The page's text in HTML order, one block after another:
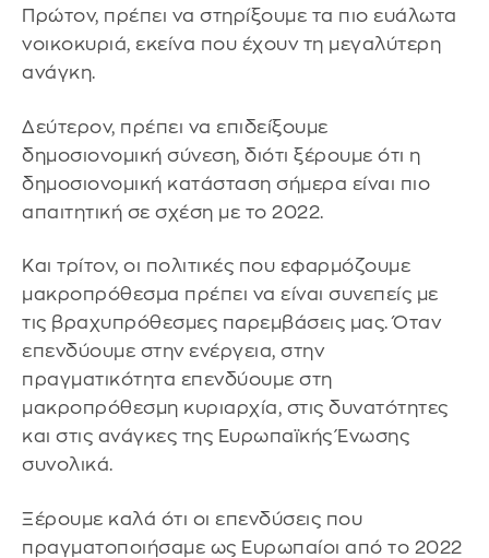
Πρώτον, πρέπει να στηρίξουμε τα πιο ευάλωτα
νοικοκυριά, εκείνα που έχουν τη μεγαλύτερη
ανάγκη.
Δεύτερον, πρέπει να επιδείξουμε
δημοσιονομική σύνεση, διότι ξέρουμε ότι η
δημοσιονομική κατάσταση σήμερα είναι πιο
απαιτητική σε σχέση με το 2022.
Και τρίτον, οι πολιτικές που εφαρμόζουμε
μακροπρόθεσμα πρέπει να είναι συνεπείς με
τις βραχυπρόθεσμες παρεμβάσεις μας. Όταν
επενδύουμε στην ενέργεια, στην
πραγματικότητα επενδύουμε στη
μακροπρόθεσμη κυριαρχία, στις δυνατότητες
και στις ανάγκες της Ευρωπαϊκής Ένωσης
συνολικά.
Ξέρουμε καλά ότι οι επενδύσεις που
πραγματοποιήσαμε ως Ευρωπαίοι από το 2022